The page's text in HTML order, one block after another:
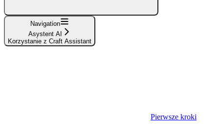
Navigation
Asystent AI
Korzystanie z Craft Assistant
Pierwsze kroki